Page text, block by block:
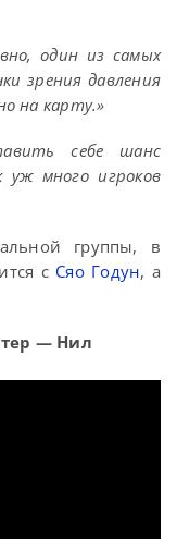
один из самых
зрения давления
на карту.»
себе шанс
много игроков
группы, в
с Сяо Годун, а
— Нил